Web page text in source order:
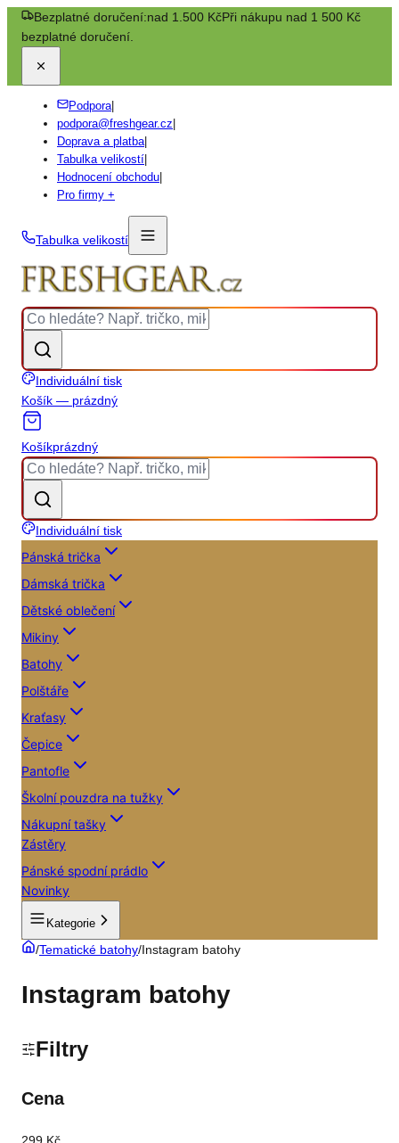
Bezplatné doručení:nad 1.500 KčPři nákupu nad 1 500 Kč
bezplatné doručení.
Podpora|
podpora@freshgear.cz
Doprava a platba|
Tabulka velikostí
Hodnocení obchodu
Pro firmy +
Tabulka velikostí
Individuální tisk
Košík — prázdný
Košíkprázdný
Individuální tisk
Pánská trička
Dámská trička
Dětské oblečení
Mikiny
Batohy
Polštáře
Kraťasy
Čepice
Pantofle
Školní pouzdra na tužky
Nákupní tašky
Zástěry
Pánské spodní prádlo
Novinky
Kategorie
/Tematické batohy/Instagram batohy
Instagram batohy
Filtry
Cena